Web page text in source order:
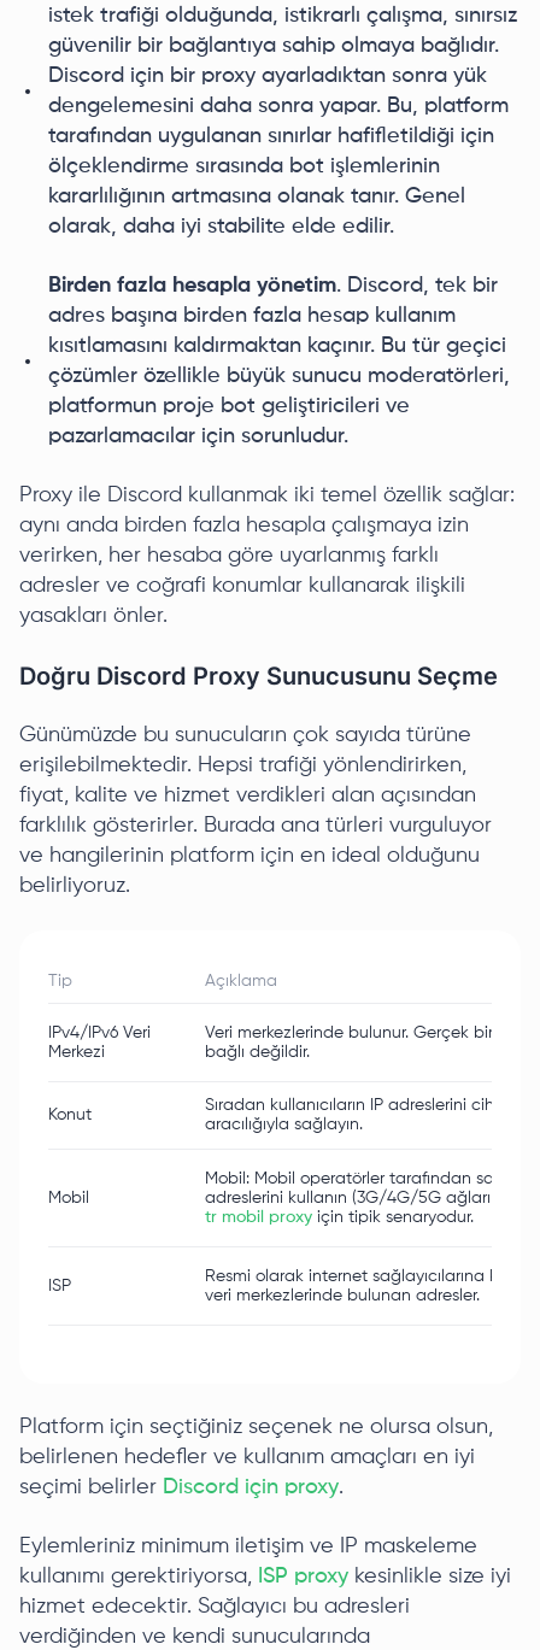
istek trafiği olduğunda, istikrarlı çalışma, sınırsız
güvenilir bir bağlantıya sahip olmaya bağlıdır.
Discord için bir proxy ayarladıktan sonra yük
dengelemesini daha sonra yapar. Bu, platform
tarafından uygulanan sınırlar hafifletildiği için
ölçeklendirme sırasında bot işlemlerinin
kararlılığının artmasına olanak tanır. Genel
olarak, daha iyi stabilite elde edilir.
Birden fazla hesapla yönetim. Discord, tek bir
adres başına birden fazla hesap kullanım
kısıtlamasını kaldırmaktan kaçınır. Bu tür geçici
çözümler özellikle büyük sunucu moderatörleri,
platformun proje bot geliştiricileri ve
pazarlamacılar için sorunludur.
Proxy ile Discord kullanmak iki temel özellik sağlar:
aynı anda birden fazla hesapla çalışmaya izin
verirken, her hesaba göre uyarlanmış farklı
adresler ve coğrafi konumlar kullanarak ilişkili
yasakları önler.
Doğru Discord Proxy Sunucusunu Seçme
Günümüzde bu sunucuların çok sayıda türüne
erişilebilmektedir. Hepsi trafiği yönlendirirken,
fiyat, kalite ve hizmet verdikleri alan açısından
farklılık gösterirler. Burada ana türleri vurguluyor
ve hangilerinin platform için en ideal olduğunu
belirliyoruz.
Tip Açıklama
IPv4/IPv6 Veri
Merkezi
Veri merkezlerinde bulunur. Gerçek bir
bağlı değildir.
Konut
Sıradan kullanıcıların IP adreslerini cihazları
aracılığıyla sağlayın.
Mobil
Mobil: Mobil operatörler tarafından
adreslerini kullanın (3G/4G/5G ağları
tr mobil proxy için tipik senaryodur.
ISP
Resmi olarak internet sağlayıcılarına
veri merkezlerinde bulunan adresler.
Platform için seçtiğiniz seçenek ne olursa olsun,
belirlenen hedefler ve kullanım amaçları en iyi
seçimi belirler Discord için proxy.
Eylemleriniz minimum iletişim ve IP maskeleme
kullanımı gerektiriyorsa, ISP proxy kesinlikle size iyi
hizmet edecektir. Sağlayıcı bu adresleri
verdiğinden ve kendi sunucularında